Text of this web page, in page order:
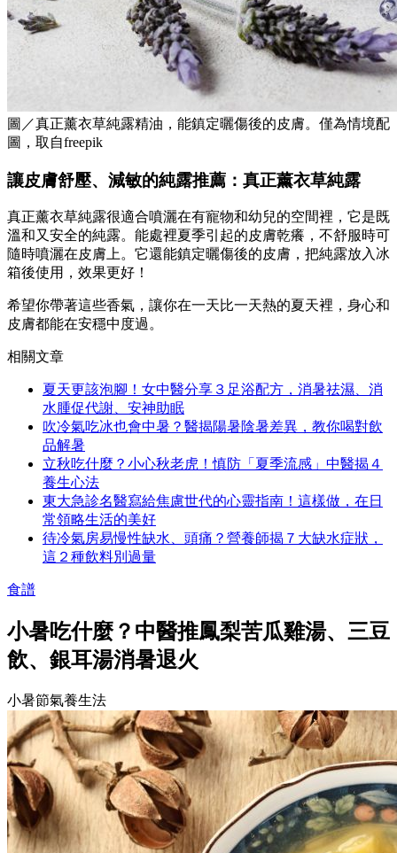
圖／真正薰衣草純露精油，能鎮定曬傷後的皮膚。僅為情境配
圖，取自freepik
讓皮膚舒壓、減敏的純露推薦：真正薰衣草純露
真正薰衣草純露很適合噴灑在有寵物和幼兒的空間裡，它是既
溫和又安全的純露。能處裡夏季引起的皮膚乾癢，不舒服時可
隨時噴灑在皮膚上。它還能鎮定曬傷後的皮膚，把純露放入冰
箱後使用，效果更好！
希望你帶著這些香氣，讓你在一天比一天熱的夏天裡，身心和
皮膚都能在安穩中度過。
相關文章
夏天更該泡腳！女中醫分享３足浴配方，消暑祛濕、消
水腫促代謝、安神助眠
吹冷氣吃冰也會中暑？醫揭陽暑陰暑差異，教你喝對飲
品解暑
立秋吃什麼？小心秋老虎！慎防「夏季流感」中醫揭４
養生心法
東大急診名醫寫給焦慮世代的心靈指南！這樣做，在日
常領略生活的美好
待冷氣房易慢性缺水、頭痛？營養師揭７大缺水症狀，
這２種飲料別過量
食譜
小暑吃什麼？中醫推鳳梨苦瓜雞湯、三豆
飲、銀耳湯消暑退火
小暑節氣養生法